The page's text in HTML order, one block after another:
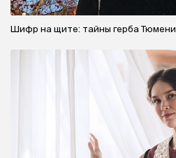
Шифр на щите: тайны герба Тюмени